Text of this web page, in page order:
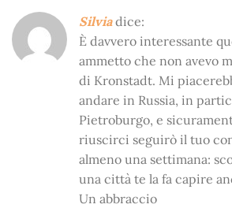
Silvia dice:
È davvero interessante
ammetto che non avevo
di Kronstadt. Mi
andare in Russia, in
Pietroburgo, e
riuscirci seguirò il tuo
almeno una settimana:
una città te la fa capire
Un abbraccio